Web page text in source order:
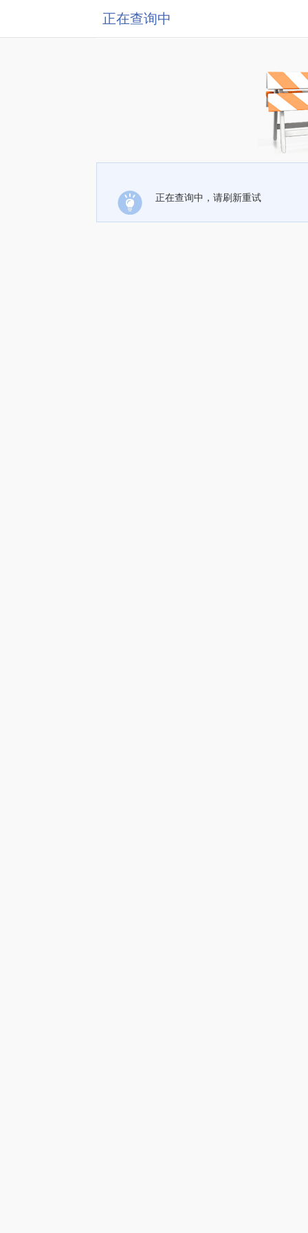
正在查询中
正在查询中，请刷新重试